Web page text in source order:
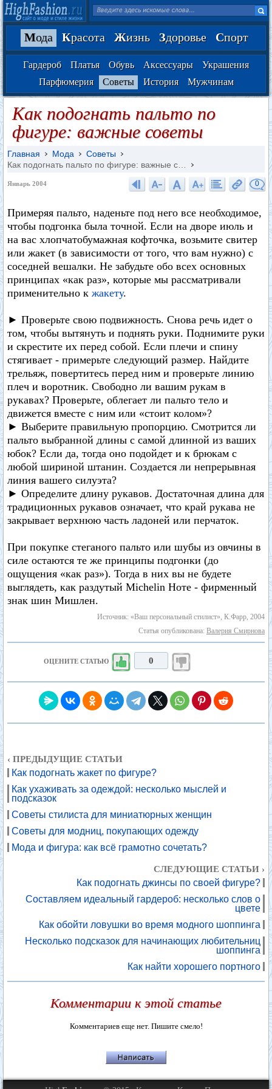
Мода Красота Жизнь Здоровье Спорт
Гардероб Платья Обувь Аксессуары
Украшения
Парфюмерия
Советы История Мужчинам
Как подогнать пальто по
фигуре: важные советы
Главная Мода
Советы
Как подогнать пальто по фигуре: важные с…
Январь 2004 0
Примеряя пальто, наденьте под него все необходимое,
чтобы подгонка была точной. Если на дворе июль и
на вас хлопчатобумажная кофточка, возьмите свитер
или жакет (в зависимости от того, что вам нужно) с
соседней вешалки. Не забудьте обо всех основных
принципах «как раз», которые мы рассматривали
применительно к жакету.
► Проверьте свою подвижность. Снова речь идет о
том, чтобы вытянуть и поднять руки. Поднимите руки
и скрестите их перед собой. Если плечи и спину
стягивает - примерьте следующий размер. Найдите
трельяж, повертитесь перед ним и проверьте линию
плеч и воротник. Свободно ли вашим рукам в
рукавах? Проверьте, облегает ли пальто тело и
движется вместе с ним или «стоит колом»?
► Выберите правильную пропорцию. Смотрится ли
пальто выбранной длины с самой длинной из ваших
юбок? Если да, тогда оно подойдет и к брюкам с
любой шириной штанин. Создается ли непрерывная
линия вашего силуэта?
► Определите длину рукавов. Достаточная длина для
традиционных рукавов означает, что край рукава не
закрывает верхнюю часть ладоней или перчаток.
При покупке стеганого пальто или шубы из овчины в
силе остаются те же принципы подгонки (до
ощущения «как раз»). Тогда в них вы не будете
выглядеть, как раздутый Michelin Ноте - фирменный
знак шин Мишлен.
Источник: «Ваш персональный стилист», К.Фарр, 2004
Статья опубликована: Валерия Смирнова
ОЦЕНИТЕ СТАТЬЮ 0
‹ ПРЕДЫДУЩИЕ СТАТЬИ
Как подогнать жакет по фигуре?
Как ухаживать за одеждой: несколько мыслей и
подсказок
Советы стилиста для миниатюрных женщин
Советы для модниц, покупающих одежду
Мода и фигура: как всё грамотно сочетать?
СЛЕДУЮЩИЕ СТАТЬИ ›
Как подогнать джинсы по своей фигуре?
Составляем идеальный гардероб: несколько слов о
цвете
Как обойти ловушки во время модного шоппинга
Несколько подсказок для начинающих любительниц
шоппинга
Как найти хорошего портного
Комментарии к этой статье
Комментариев еще нет. Пишите смело!